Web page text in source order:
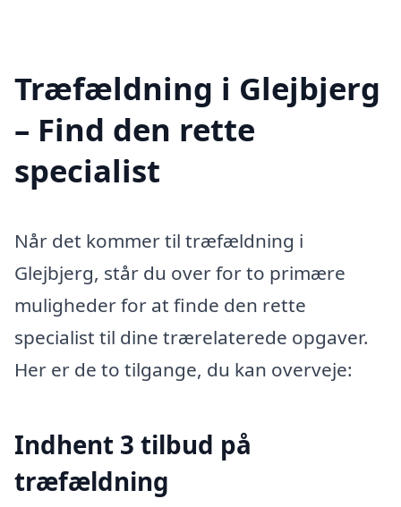
Træfældning i Glejbjerg
– Find den rette
specialist
Når det kommer til træfældning i
Glejbjerg, står du over for to primære
muligheder for at finde den rette
specialist til dine trærelaterede opgaver.
Her er de to tilgange, du kan overveje:
Indhent 3 tilbud på
træfældning